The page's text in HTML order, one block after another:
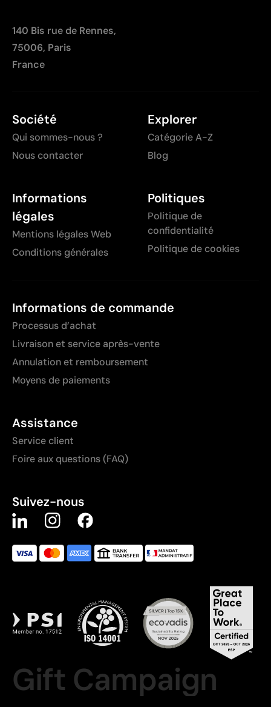
140 Bis rue de Rennes,
75006, Paris
France
Société
Qui sommes-nous ?
Nous contacter
Explorer
Catégorie A-Z
Blog
Informations
légales
Mentions légales Web
Conditions générales
Politiques
Politique de
confidentialité
Politique de cookies
Informations de commande
Processus d’achat
Livraison et service après-vente
Annulation et remboursement
Moyens de paiements
Assistance
Service client
Foire aux questions (FAQ)
Suivez-nous
Gift Campaign